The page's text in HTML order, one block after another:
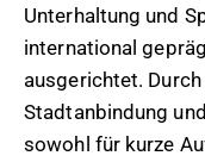
Unterhaltung und
international
ausgerichtet.
Stadtanbindung
sowohl für kurze